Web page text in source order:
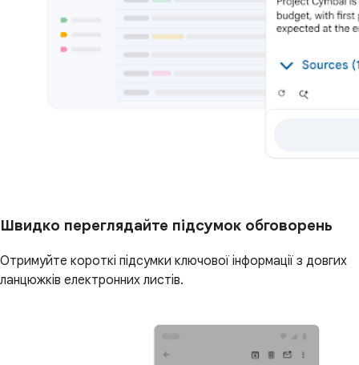
Швидко переглядайте підсумок обговорень
Отримуйте короткі підсумки ключової інформації з довгих
ланцюжків електронних листів.